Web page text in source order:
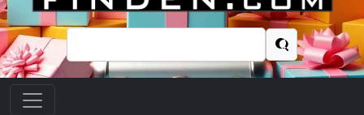
Suchen
nach: